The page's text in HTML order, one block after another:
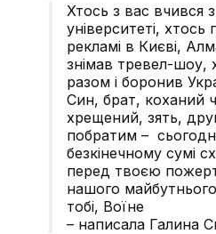
Хтось з вас вчився
університеті,
рекламі в Києві,
знімав тревел-шоу,
разом і боронив
Син, брат, коханий
хрещений, зять,
побратим –
безкінечному сумі
перед твоєю
нашого
тобі, Воїне
– написала Галина